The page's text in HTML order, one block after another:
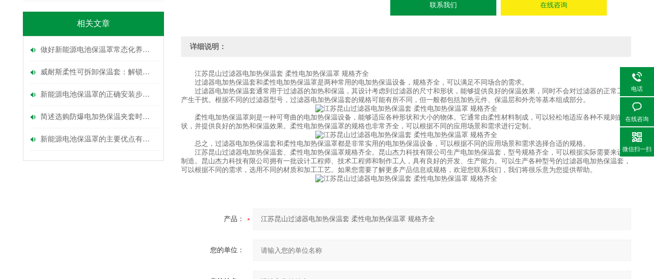
相关文章
做好新能源电池保温罩常态化养护工作保障电池安全稳定运行
威耐斯柔性可拆卸保温套：解锁工业保温新范式，赋能多领域降本增效
新能源电池保温罩的正确安装步骤分享
简述选购防爆电加热保温夹套时所需要考虑的关键因素
新能源电池保温罩的主要优点有哪些？
联系我们 在线咨询
详细说明：
江苏昆山过滤器电加热保温套 柔性电加热保温罩 规格齐全
过滤器电加热保温套和柔性电加热保温罩是两种常用的电加热保温设备，规格齐全，可以满足不同场合的需求。
过滤器电加热保温套通常用于过滤器的加热和保温，其设计考虑到过滤器的尺寸和形状，能够提供良好的保温效果，同时不会对过滤器的正常工作
产生干扰。根据不同的过滤器型号，过滤器电加热保温套的规格可能有所不同，但一般都包括加热元件、保温层和外壳等基本组成部分。
柔性电加热保温罩则是一种可弯曲的电加热保温设备，能够适应各种形状和大小的物体。它通常由柔性材料制成，可以轻松地适应各种不规则的形
状，并提供良好的加热和保温效果。柔性电加热保温罩的规格也非常齐全，可以根据不同的应用场景和需求进行定制。
总之，过滤器电加热保温套和柔性电加热保温罩都是非常实用的电加热保温设备，可以根据不同的应用场景和需求选择合适的规格。
江苏昆山过滤器电加热保温套、柔性电加热保温罩规格齐全。昆山杰力科技有限公司生产电加热保温套，型号规格齐全，可以根据实际需要来设计
制造。昆山杰力科技有限公司拥有一批设计工程师、技术工程师和制作工人，具有良好的开发、生产能力。可以生产各种型号的过滤器电加热保温套，
可以根据不同的需求，选用不同的材质和加工工艺。如果您需要了解更多产品信息或规格，欢迎您联系我们，我们将很乐意为您提供帮助。
产品：
您的单位：
电话
在线咨询
微信扫一扫